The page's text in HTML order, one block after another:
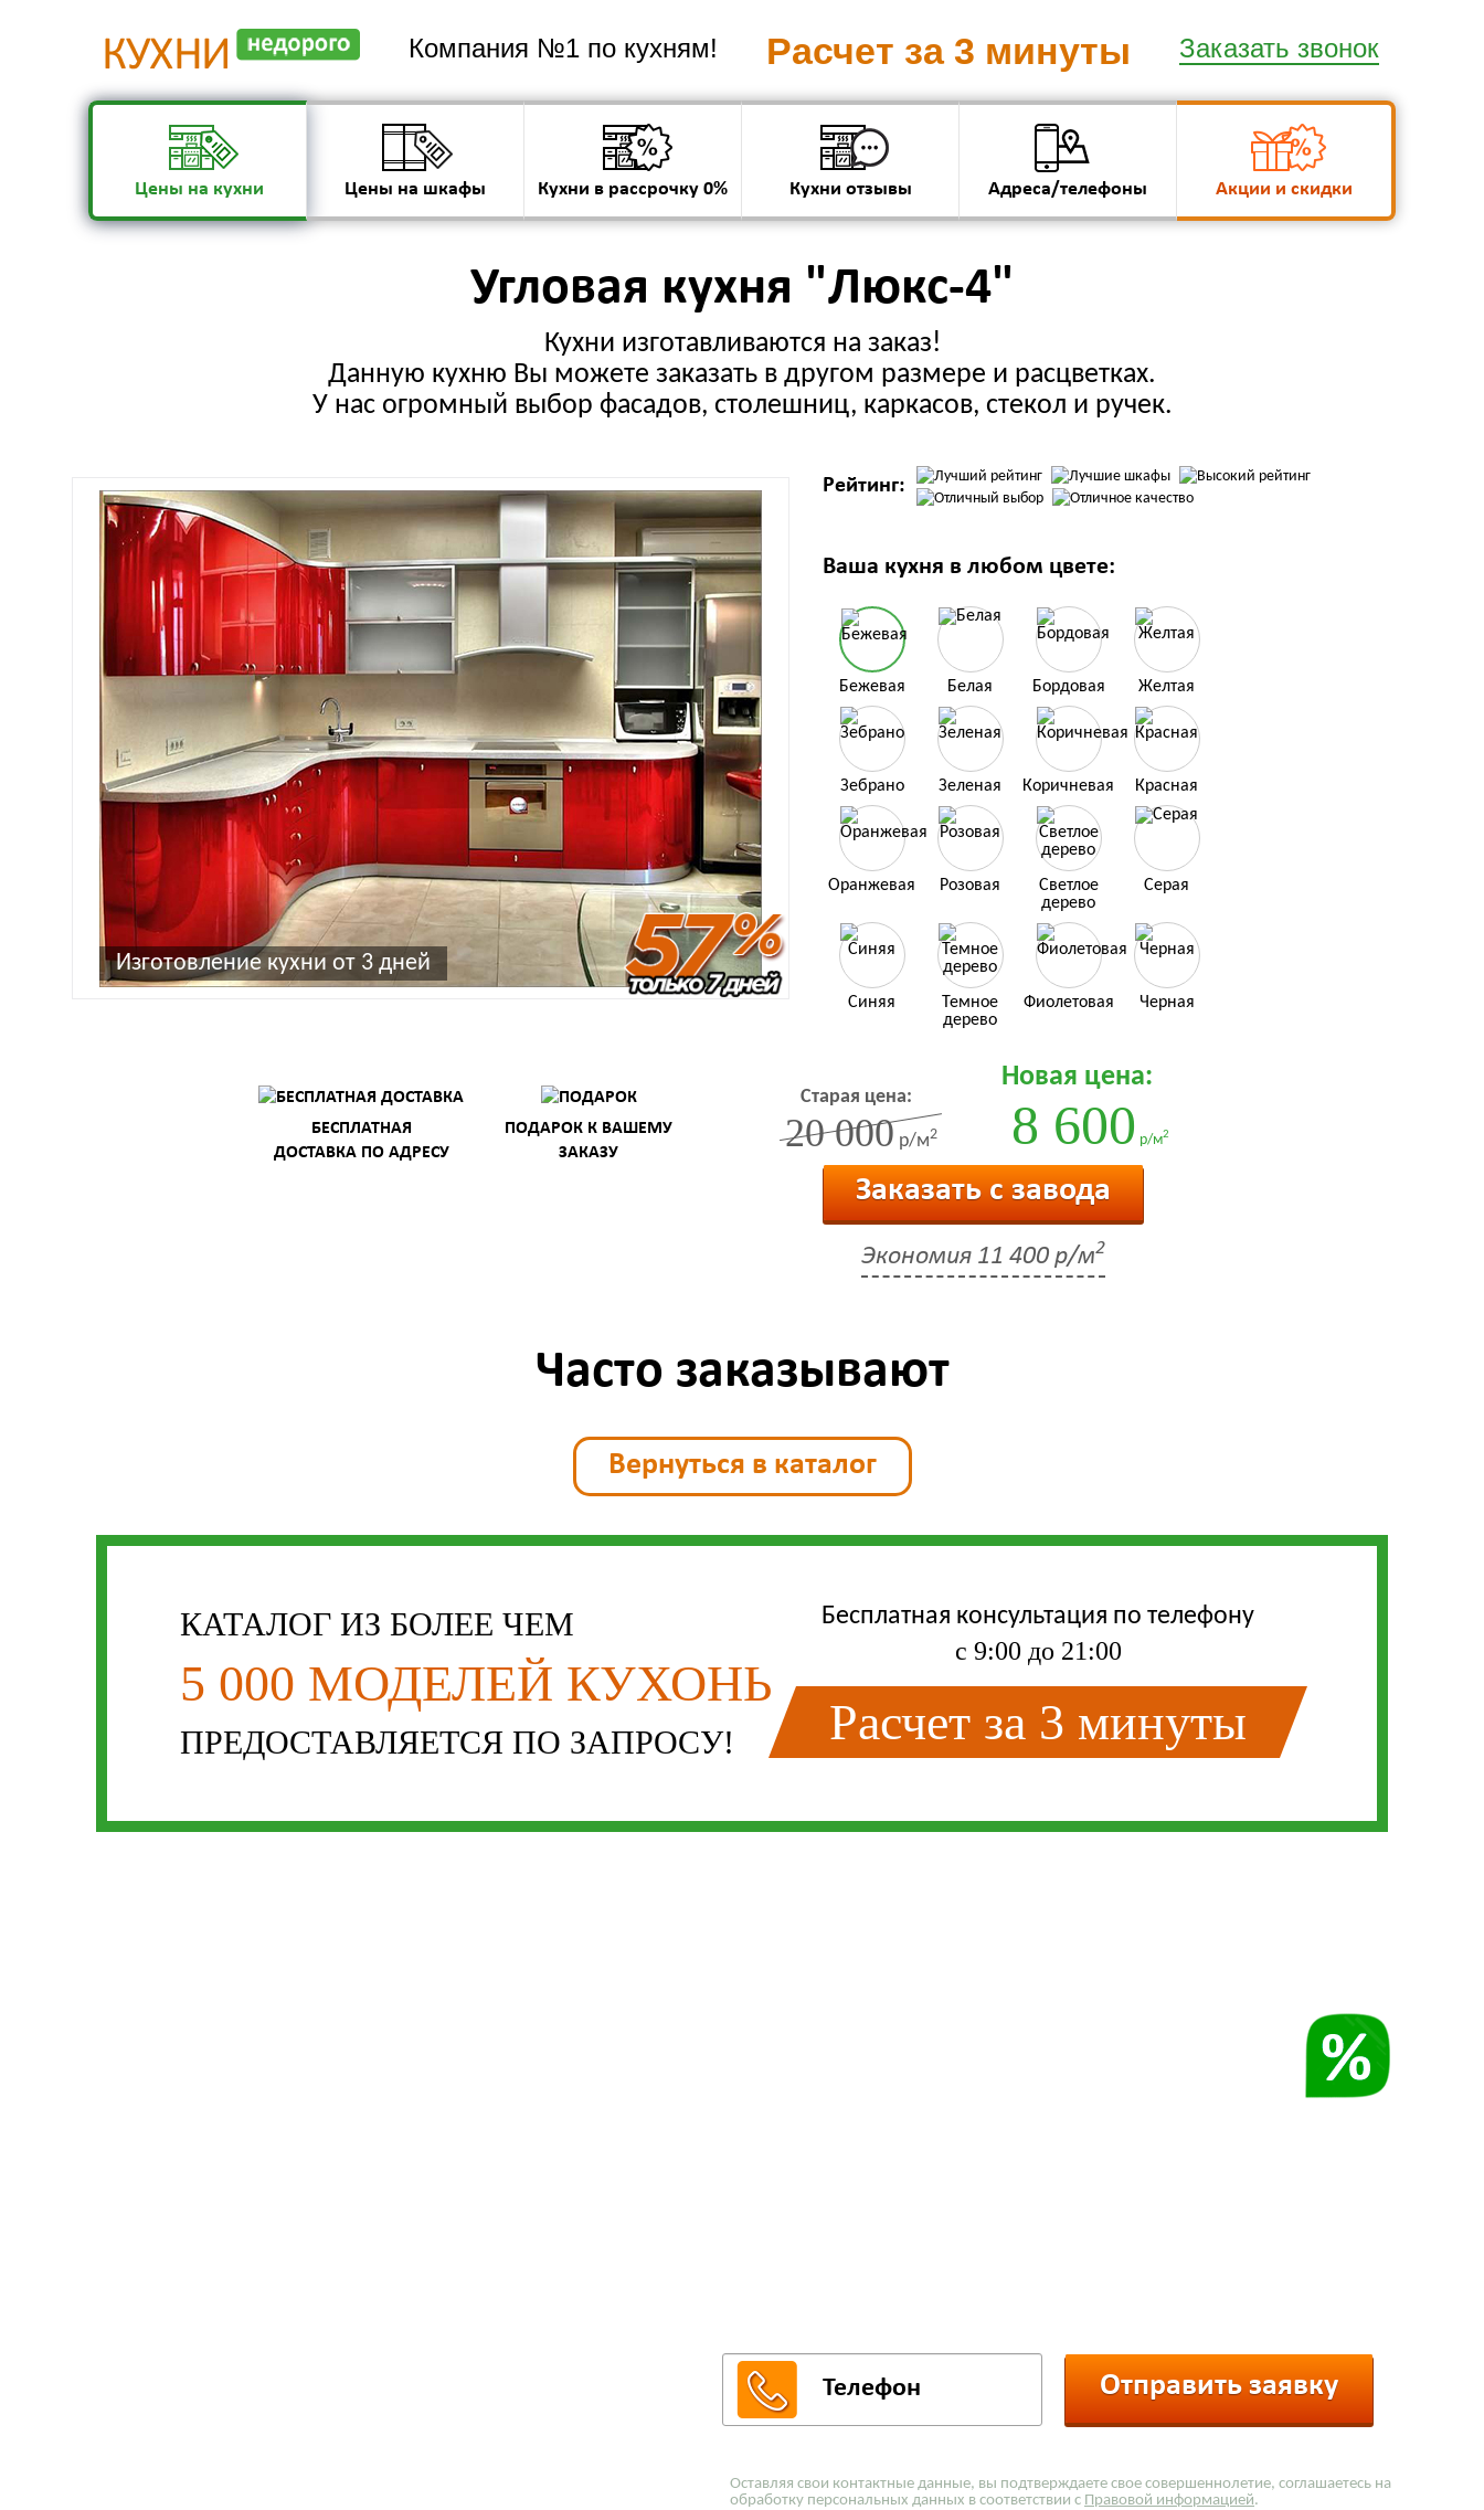
Компания №1 по кухням! Расчет за 3 минуты Заказать звонок
Цены на кухни Цены на шкафы Кухни в рассрочку 0% Кухни отзывы Адреса/телефоны Акции и скидки
Угловая кухня "Люкс-4"
Кухни изготавливаются на заказ!
Данную кухню Вы можете заказать в другом размере и расцветках.
У нас огромный выбор фасадов, столешниц, каркасов, стекол и ручек.
Изготовление кухни от 3 дней
Рейтинг:
Ваша кухня в любом цвете:
Бежевая Белая Бордовая Желтая
Зебрано Зеленая Коричневая Красная
Оранжевая Розовая
Светлое
дерево
Серая
Синяя
Темное
дерево
Фиолетовая Черная
БЕСПЛАТНАЯ
ДОСТАВКА ПО АДРЕСУ
ПОДАРОК К ВАШЕМУ
ЗАКАЗУ
Старая цена:
20 000 р/м2
Новая цена:
8 600 р/м2
Заказать с завода
Экономия 11 400 р/м2
Часто заказывают
Вернуться в каталог
КАТАЛОГ ИЗ БОЛЕЕ ЧЕМ
5 000 МОДЕЛЕЙ КУХОНЬ
ПРЕДОСТАВЛЯЕТСЯ ПО ЗАПРОСУ!
Бесплатная консультация по телефону
с 9:00 до 21:00
Расчет за 3 минуты
Отправить заявку
Оставляя свои контактные данные, вы подтверждаете свое совершеннолетие, соглашаетесь на
обработку персональных данных в соответствии с Правовой информацией.